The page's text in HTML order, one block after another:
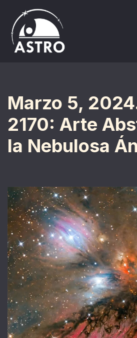
Saltar
al
contenido
Marzo 5,
2170: Arte
la Nebulosa